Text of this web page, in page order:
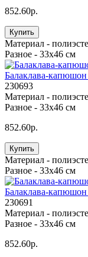
852.60р.
Купить
Материал -
Разное - 33х46 см
Балаклава-капюшон
230693
Материал -
Разное - 33х46 см
852.60р.
Купить
Материал -
Разное - 33х46 см
Балаклава-капюшон
230691
Материал -
Разное - 33х46 см
852.60р.